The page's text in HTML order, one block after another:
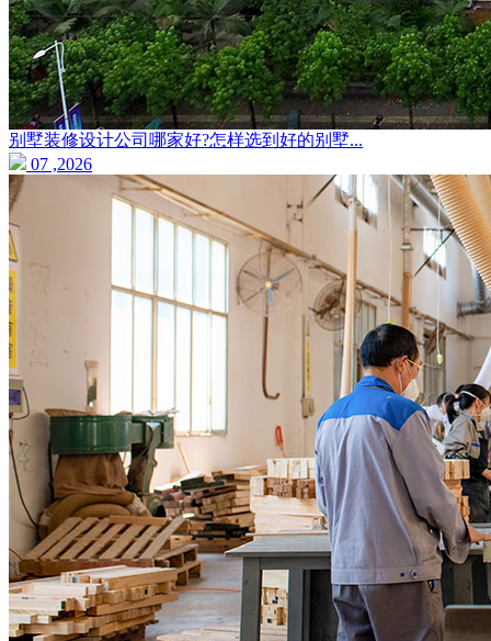
别墅装修设计公司哪家好?怎样选到好的别墅...
07 ,2026